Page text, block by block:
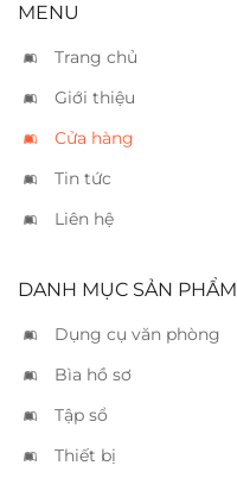
MENU
Trang chủ
Giới thiệu
Cửa hàng
Tin tức
Liên hệ
DANH MỤC SẢN PHẨM
Dụng cụ văn phòng
Bìa hồ sơ
Tập sổ
Thiết bị